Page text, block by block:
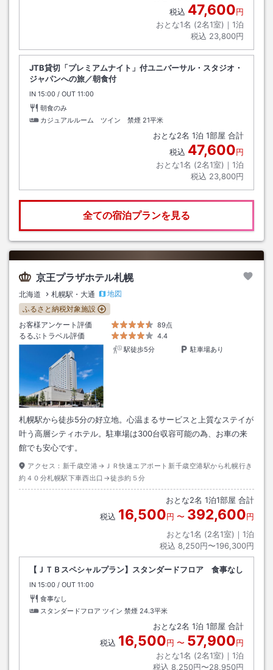
税込 47,600円
おとな1名 (2名1室)｜ 1泊
税込 23,800円
JTB貸切「プレミアムナイト」付ユニバーサル・スタジオ・
ジャパンへの旅／朝食付
IN チェックイン
15:00 / OUT チェックアウト
11:00
朝食のみ
カジュアルルーム ツイン 禁煙 21平米
おとな2名 1泊 1部屋 合計
税込 47,600円
おとな1名 (2名1室)｜ 1泊
税込 23,800円
全ての宿泊プランを見る
京王プラザホテル札幌
北海道 札幌駅・大通
地図
ふるさと納税対象施設
お客様アンケート評価
89点
るるぶトラベル評価
4.4
駅徒歩5分
駐車場あり
札幌駅から徒歩5分の好立地。心温まるサービスと上質なステイが
叶う高層シティホテル。駐車場は300台収容可能の為、お車の来
館でも安心です。
アクセス： 新千歳空港→ＪＲ快速エアポート新千歳空港駅から札幌行き
約４０分札幌駅下車西出口→徒歩約５分
おとな2名 1泊1部屋 合計
税込 16,500円 〜 392,600円
おとな1名 (2名1室)｜ 1泊
税込 8,250円〜196,300円
【ＪＴＢスペシャルプラン】スタンダードフロア 食事なし
IN チェックイン
15:00 / OUT チェックアウト
11:00
食事なし
スタンダードフロア ツイン 禁煙 24.3平米
おとな2名 1泊 1部屋 合計
税込 16,500円 〜 57,900円
おとな1名 (2名1室)｜ 1泊
税込 8,250円〜28,950円